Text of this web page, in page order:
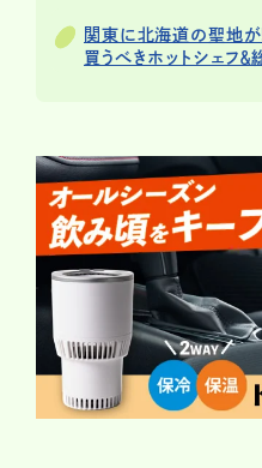
関東に北海道の聖地が
買うべきホットシェフ＆